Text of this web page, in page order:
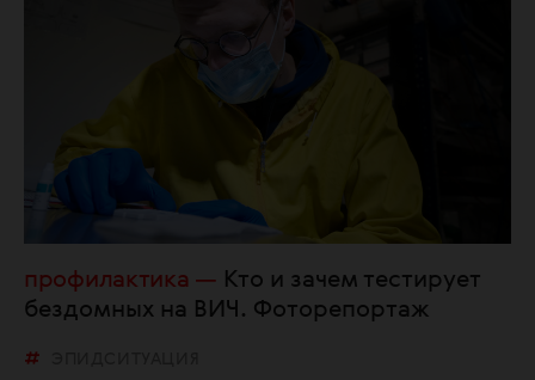
профилактика
Кто и зачем тестирует
бездомных на ВИЧ. Фоторепортаж